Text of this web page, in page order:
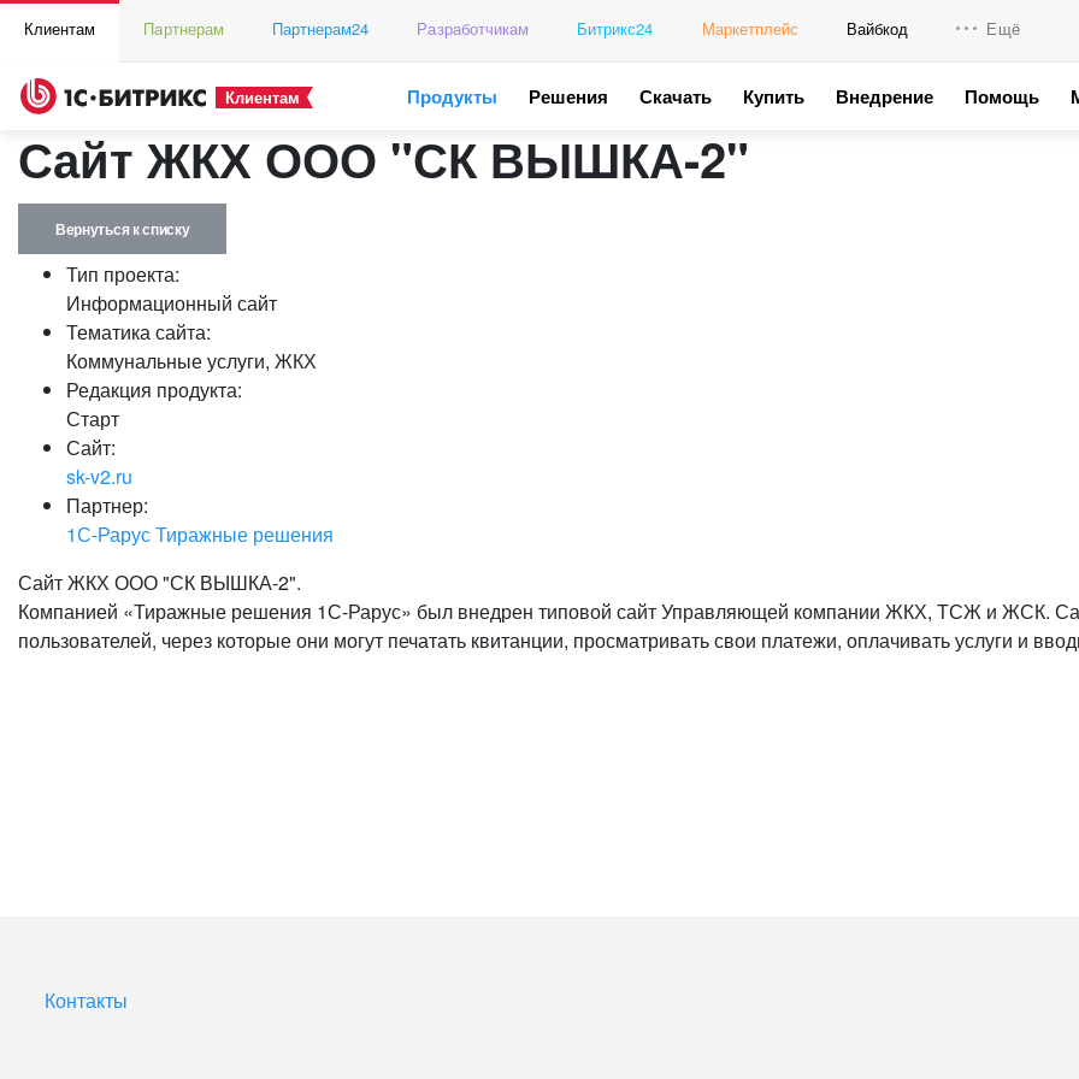
Клиентам Партнерам Партнерам24 Разработчикам Битрикс24 Маркетплейс Вайбкод Ещё
Клиентам Продукты Решения Скачать Купить Внедрение Помощь
Сайт ЖКХ ООО "СК ВЫШКА-2"
Вернуться к списку
Тип проекта:
Информационный сайт
Тематика сайта:
Коммунальные услуги, ЖКХ
Редакция продукта:
Старт
Сайт:
sk-v2.ru
Партнер:
1С-Рарус Тиражные решения
Сайт ЖКХ ООО "СК ВЫШКА-2".
Компанией «Тиражные решения 1С-Рарус» был внедрен типовой сайт Управляющей компании ЖКХ, ТСЖ и ЖСК.
пользователей, через которые они могут печатать квитанции, просматривать свои платежи, оплачивать услуги и
Контакты